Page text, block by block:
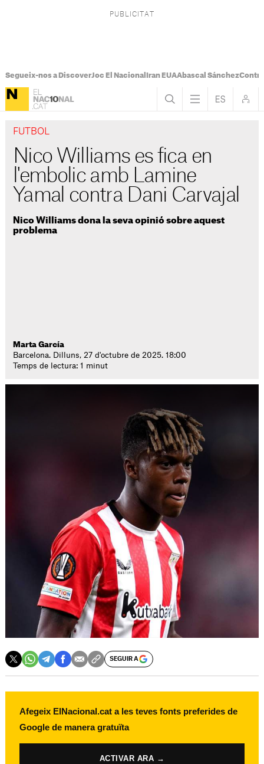
Segueix-nos a DiscoverJoc El Nacional Iran EUAAbascal Sánchez
FUTBOL
Nico Williams es fica en
l'embolic amb Lamine
Yamal contra Dani Carvajal
Nico Williams dona la seva opinió sobre aquest
problema
Marta García
Barcelona. Dilluns, 27 d'octubre de 2025. 18:00
Temps de lectura: 1 minut
SEGUIR A
Afegeix ElNacional.cat a les teves fonts preferides de
Google de manera gratuïta
ACTIVAR ARA →